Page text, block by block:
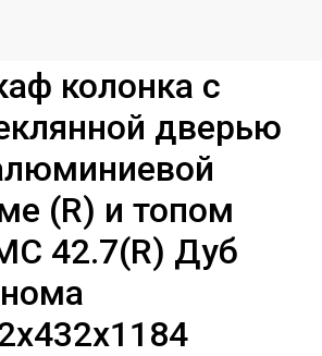
колонка с
дверью
(R) и топом
42.7(R) Дуб